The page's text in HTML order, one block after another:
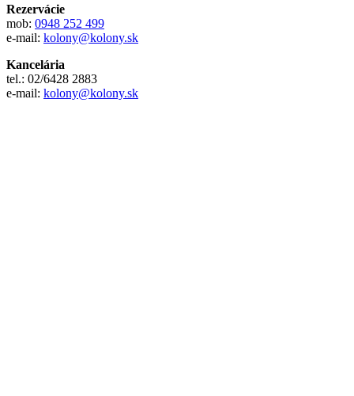
Rezervácie
mob: 0948 252 499
e-mail: kolony@kolony.sk
Kancelária
tel.: 02/6428 2883
e-mail: kolony@kolony.sk